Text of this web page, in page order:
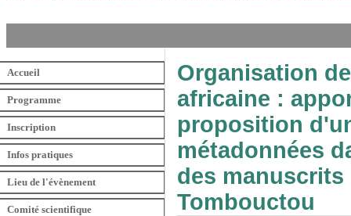
Accueil
Programme
Inscription
Infos pratiques
Lieu de l'évènement
Comité scientifique
Organisation
africaine :
proposition
métadonnées
des manuscrits
Tombouctou